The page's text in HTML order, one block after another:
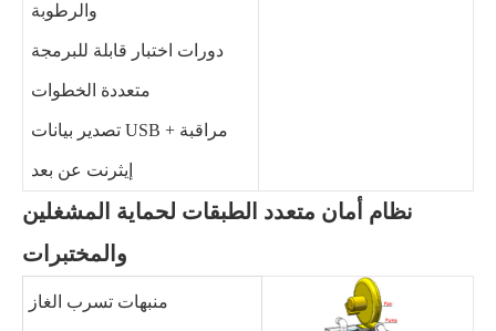
والرطوبة
دورات اختبار قابلة للبرمجة
متعددة الخطوات
تصدير بيانات USB + مراقبة
إيثرنت عن بعد
نظام أمان متعدد الطبقات لحماية المشغلين
والمختبرات
منبهات تسرب الغاز